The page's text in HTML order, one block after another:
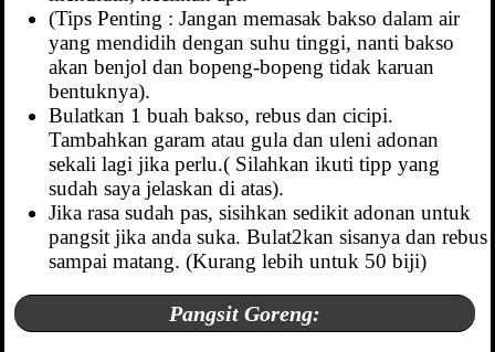
(Tips Penting : Jangan memasak bakso dalam air
yang mendidih dengan suhu tinggi, nanti bakso
akan benjol dan bopeng-bopeng tidak karuan
bentuknya).
Bulatkan 1 buah bakso, rebus dan cicipi.
Tambahkan garam atau gula dan uleni adonan
sekali lagi jika perlu.( Silahkan ikuti tipp yang
sudah saya jelaskan di atas).
Jika rasa sudah pas, sisihkan sedikit adonan untuk
pangsit jika anda suka. Bulat2kan sisanya dan rebus
sampai matang. (Kurang lebih untuk 50 biji)
Pangsit Goreng: